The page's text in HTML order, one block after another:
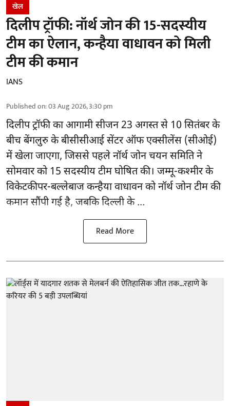
खेल
दिलीप ट्रॉफी: नॉर्थ जोन की 15-सदस्यीय
टीम का ऐलान, कन्हैया वाधावन को मिली
टीम की कमान
IANS
Published on:03 Aug 2026, 3:30 pm
दिलीप ट्रॉफी का आगामी सीजन 23 अगस्त से 10 सितंबर के
बीच बेंगलुरु केबीसीसीआईसेंटर ऑफ एक्सीलेंस (सीओई)
में खेला जाएगा, जिससे पहले नॉर्थ जोन चयन समिति ने
सोमवार को 15 सदस्यीय टीम घोषित की। जम्मू-कश्मीर के
विकेटकीपर-बल्लेबाज कन्हैया वाधावन को नॉर्थ जोन टीम की
कमान सौंपी गई है, जबकि दिल्ली के ...
Read More